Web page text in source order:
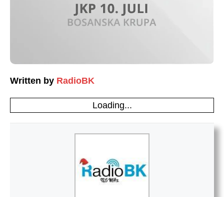
Written by RadioBK
Loading...